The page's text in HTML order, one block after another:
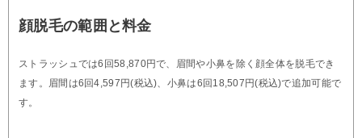
顔脱毛の範囲と料金
ストラッシュでは6回58,870円で、眉間や小鼻を除く顔全体を脱毛でき
ます。眉間は6回4,597円(税込)、小鼻は6回18,507円(税込)で追加可能で
す。